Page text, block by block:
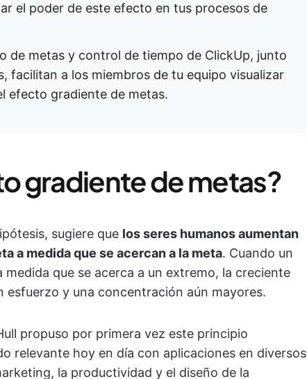
el poder de este efecto en tus procesos de
de metas y control de tiempo de ClickUp, junto
facilitan a los miembros de tu equipo visualizar
efecto gradiente de metas.
gradiente de metas?
sugiere que los seres humanos aumentan
a medida que se acercan a la meta. Cuando un
que se acerca a un extremo, la creciente
esfuerzo y una concentración aún mayores.
propuso por primera vez este principio
relevante hoy en día con aplicaciones en diversos
la productividad y el diseño de la